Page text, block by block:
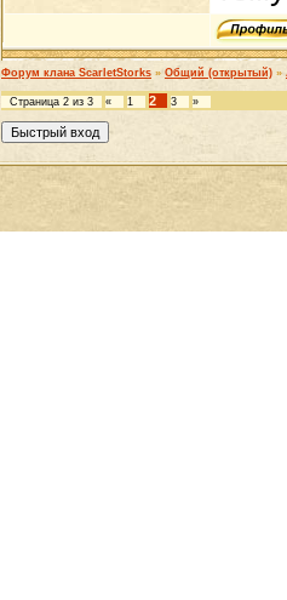
Форум клана ScarletStorks » Общий (открытый) »
Страница 2 из 3 « 1 2 3 »